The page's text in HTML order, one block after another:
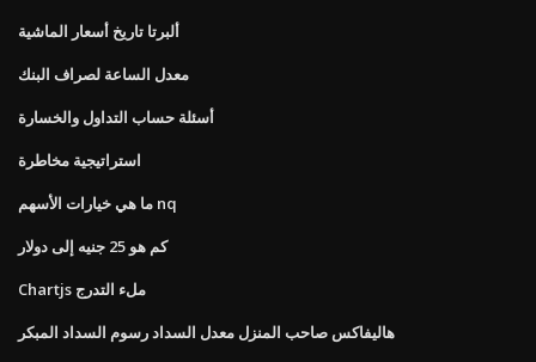
ألبرتا تاريخ أسعار الماشية
معدل الساعة لصراف البنك
أسئلة حساب التداول والخسارة
استراتيجية مخاطرة
ما هي خيارات الأسهم nq
كم هو 25 جنيه إلى دولار
Chartjs ملء التدرج
هاليفاكس صاحب المنزل معدل السداد رسوم السداد المبكر